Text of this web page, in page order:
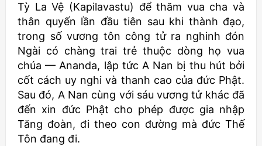
Tỳ La Vệ (Kapilavastu) để thăm vua cha và
thân quyến lần đầu tiên sau khi thành đạo,
trong số vương tôn công tử ra nghinh đón
Ngài có chàng trai trẻ thuộc dòng họ vua
chúa — Ananda, lập tức A Nan bị thu hút bởi
cốt cách uy nghi và thanh cao của đức Phật.
Sau đó, A Nan cùng với sáu vương tử khác đã
đến xin đức Phật cho phép được gia nhập
Tăng đoàn, đi theo con đường mà đức Thế
Tôn đang đi.